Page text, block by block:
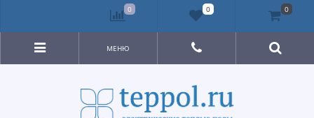
МЕНЮ
0 0 0